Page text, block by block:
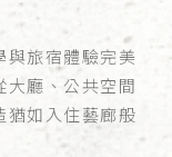
與旅宿體驗完美
大廳、公共空間
猶如入住藝廊般